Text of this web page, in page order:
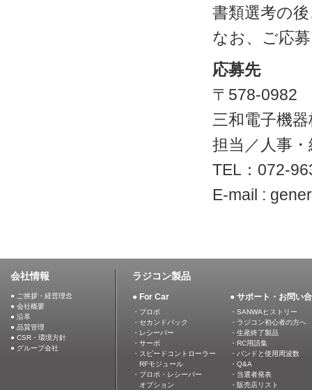
書類選考の
なお、ご応
応募先
〒578-0982
三和電子機
担当／人事
TEL：072-
E-mail :
会社情報
● ご挨拶・経営理念
● 会社概要
● 沿革
● 品質管理
● CSR・環境方針
● グループ会社
ラジコン製品
● For Car
・プロポ
・セカンドパック
・レシーバー
・サーボ
・スピードコントローラー
RFモジュール
・プロポ・レシーバー
オプション
● サポート・お問い
・SANWAヒストリー
・ラジコン初心者の方へ
・生産終了製品
・RC用語集
・バンドと使用周波数
・Q&A
・当選者発表
・販売店リスト